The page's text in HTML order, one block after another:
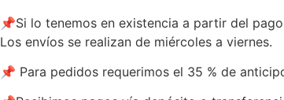
📌Si lo tenemos en existencia a partir del
Los envíos se realizan de miércoles a viernes.
📌 Para pedidos requerimos el 35 % de